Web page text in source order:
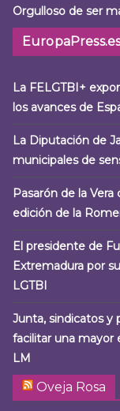
Orgulloso de ser
La FELGTBI+
los avances de
La Diputación de
municipales de
Pasarón de la
edición de la
El presidente de
Extremadura por
LGTBI
Junta, sindicatos y
facilitar una mayor
LM
Oveja Rosa